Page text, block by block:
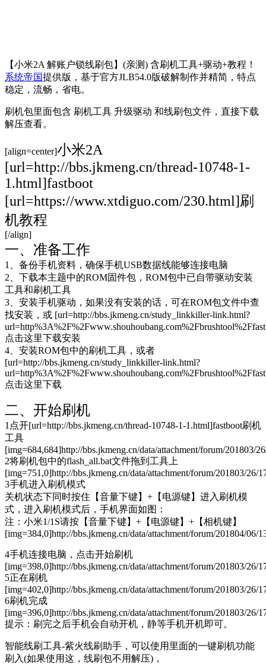
【小米2A 解账户锁线刷包】(亲测) 含刷机工具+驱动+教程！
系统帝国提供版，基于官方JLB54.0版破解制作并精简，特点
稳定，流畅，省电。
刷机包里面包含 刷机工具 升级驱动 和线刷包文件，直接下载
解压查看。
[align=center]小米2A
[url=http://bbs.jkmeng.cn/thread-10748-1-
1.html]fastboot
[url=https://www.xtdiguo.com/230.html]刷
机教程
[/align]
一、准备工作
1、备份手机资料，确保手机USB数据线能够连接电脑
2、下载本主题中的ROM固件包，ROM包中已自带驱动安装
工具和刷机工具
3、安装手机驱动，如果没有安装的话，可在ROM包文件中查
找安装，或 [url=http://bbs.jkmeng.cn/study_linkkiller-link.html?
点击这里下载安装
4、安装ROM包中的刷机工具，或者
[url=http://bbs.jkmeng.cn/study_linkkiller-link.html?
点击这里下载
二、开始刷机
1点开[url=http://bbs.jkmeng.cn/thread-10748-1-1.html]fastboot刷机
工具
[img=684,684]http://bbs.jkmeng.cn/data/attachment/forum/201803/
2将刷机包中的flash_all.bat文件拖到工具上
[img=751,0]http://bbs.jkmeng.cn/data/attachment/forum/201803/
3手机进入刷机模式
关机状态下同时按住【音量下键】+【电源键】进入刷机模
式，进入刷机模式后，手机界面如图：
注：小米1/1S请按【音量下键】+【电源键】+【相机键】
[img=384,0]http://bbs.jkmeng.cn/data/attachment/forum/201804/06/
4手机连接电脑，点击开始刷机
[img=398,0]http://bbs.jkmeng.cn/data/attachment/forum/201803/
5正在刷机
[img=402,0]http://bbs.jkmeng.cn/data/attachment/forum/201803/26/
6刷机完成
[img=396,0]http://bbs.jkmeng.cn/data/attachment/forum/201803/26/
提示：刷完之后手机会自动开机，静等手机开机即可。
智能线刷工具-紫火线刷助手，可以使用里面的一键刷机功能
刷入(如果使用这，线刷包不用解压)，